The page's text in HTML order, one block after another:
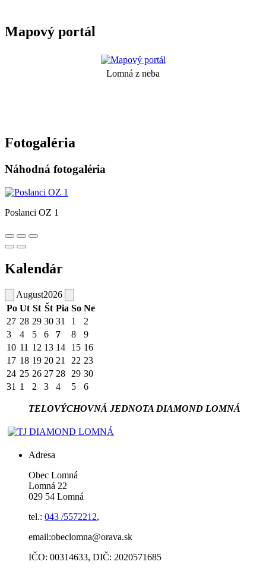
Mapový portál
Lomná z neba
Fotogaléria
Náhodná fotogaléria
Poslanci OZ 1
Kalendár
August2026
Po Ut St Št Pia So Ne
27 28 29 30 31 1
2
3
4 5 6 7 8
9
10 11 12 13 14 15 16
17 18 19 20 21 22 23
24 25 26 27 28 29 30
31 1 2 3 4 5 6
TELOVÝCHOVNÁ JEDNOTA DIAMOND LOMNÁ
Adresa
Obec Lomná
Lomná 22
029 54 Lomná
tel.: 043 /5572212,
email:obeclomna@orava.sk
IČO: 00314633, DIČ: 2020571685